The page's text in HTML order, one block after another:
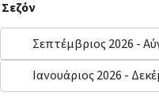
Σεζόν
Σεπτέμβριος 2026 -
Ιανουάριος 2026 -